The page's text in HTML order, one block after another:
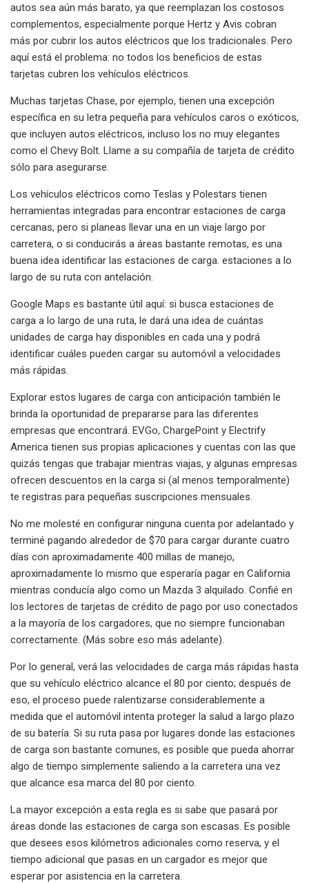
autos sea aún más barato, ya que reemplazan los costosos
complementos, especialmente porque Hertz y Avis cobran
más por cubrir los autos eléctricos que los tradicionales. Pero
aquí está el problema: no todos los beneficios de estas
tarjetas cubren los vehículos eléctricos.
Muchas tarjetas Chase, por ejemplo, tienen una excepción
específica en su letra pequeña para vehículos caros o exóticos,
que incluyen autos eléctricos, incluso los no muy elegantes
como el Chevy Bolt. Llame a su compañía de tarjeta de crédito
sólo para asegurarse.
Los vehículos eléctricos como Teslas y Polestars tienen
herramientas integradas para encontrar estaciones de carga
cercanas, pero si planeas llevar una en un viaje largo por
carretera, o si conducirás a áreas bastante remotas, es una
buena idea identificar las estaciones de carga. estaciones a lo
largo de su ruta con antelación.
Google Maps es bastante útil aquí: si busca estaciones de
carga a lo largo de una ruta, le dará una idea de cuántas
unidades de carga hay disponibles en cada una y podrá
identificar cuáles pueden cargar su automóvil a velocidades
más rápidas.
Explorar estos lugares de carga con anticipación también le
brinda la oportunidad de prepararse para las diferentes
empresas que encontrará. EVGo, ChargePoint y Electrify
America tienen sus propias aplicaciones y cuentas con las que
quizás tengas que trabajar mientras viajas, y algunas empresas
ofrecen descuentos en la carga si (al menos temporalmente)
te registras para pequeñas suscripciones mensuales.
No me molesté en configurar ninguna cuenta por adelantado y
terminé pagando alrededor de $70 para cargar durante cuatro
días con aproximadamente 400 millas de manejo,
aproximadamente lo mismo que esperaría pagar en California
mientras conducía algo como un Mazda 3 alquilado. Confié en
los lectores de tarjetas de crédito de pago por uso conectados
a la mayoría de los cargadores, que no siempre funcionaban
correctamente. (Más sobre eso más adelante).
Por lo general, verá las velocidades de carga más rápidas hasta
que su vehículo eléctrico alcance el 80 por ciento; después de
eso, el proceso puede ralentizarse considerablemente a
medida que el automóvil intenta proteger la salud a largo plazo
de su batería. Si su ruta pasa por lugares donde las estaciones
de carga son bastante comunes, es posible que pueda ahorrar
algo de tiempo simplemente saliendo a la carretera una vez
que alcance esa marca del 80 por ciento.
La mayor excepción a esta regla es si sabe que pasará por
áreas donde las estaciones de carga son escasas. Es posible
que desees esos kilómetros adicionales como reserva, y el
tiempo adicional que pasas en un cargador es mejor que
esperar por asistencia en la carretera.